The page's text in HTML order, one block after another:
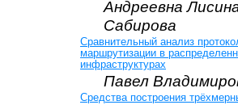
Андреевна
Сабирова
Сравнительный анализ
маршрутизации в
инфраструктурах
Павел
Средства построения